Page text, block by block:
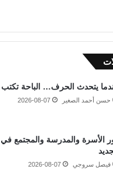
يتحدث الحرف… الباحة تكتب
حسن أحمد الصغير 2026-08-07
الأسرة والمدرسة والمجتمع في
فيصل سروجي 2026-08-07